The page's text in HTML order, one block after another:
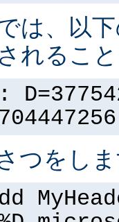
は、以
れるこ
つをし